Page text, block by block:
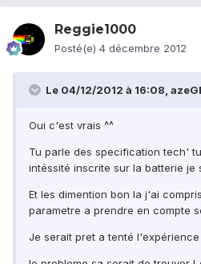
Reggie1000
Posté(e) 4 décembre 2012
Le 04/12/2012 à 16:08,
Oui c'est vrais ^^
Tu parle des specification tech'
intéssité inscrite sur la batterie je
Et les dimention bon la j'ai
parametre a prendre en compte
Je serait pret a tenté l'expérience